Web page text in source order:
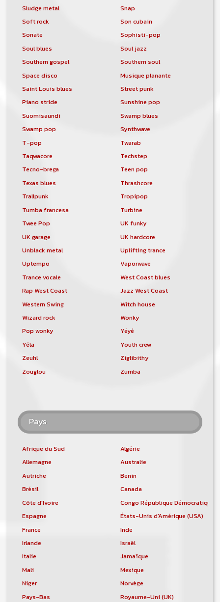
Sludge metal
Snap
Soft rock
Son cubain
Sonate
Sophisti-pop
Soul blues
Soul jazz
Southern gospel
Southern soul
Space disco
Musique planante
Saint Louis blues
Street punk
Piano stride
Sunshine pop
Suomisaundi
Swamp blues
Swamp pop
Synthwave
T-pop
Twarab
Taqwacore
Techstep
Tecno-brega
Teen pop
Texas blues
Thrashcore
Trallpunk
Tropipop
Tumba francesa
Turbine
Twee Pop
UK funky
UK garage
UK hardcore
Unblack metal
Uplifting trance
Uptempo
Vaporwave
Trance vocale
West Coast blues
Rap West Coast
Jazz West Coast
Western Swing
Witch house
Wizard rock
Wonky
Pop wonky
Yéyé
Yéla
Youth crew
Zeuhl
Ziglibithy
Zouglou
Zumba
Pays
Afrique du Sud
Algérie
Allemagne
Australie
Autriche
Benin
Brésil
Canada
Côte d'Ivoire
Congo République Démocratique
Espagne
États-Unis d'Amérique (USA)
France
Inde
Irlande
Israël
Italie
Jamaïque
Mali
Mexique
Niger
Norvège
Pays-Bas
Royaume-Uni (UK)